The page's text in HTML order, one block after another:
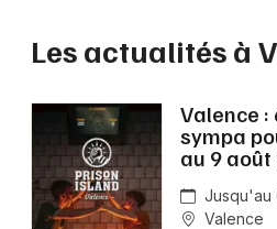
Les actualités à
Valence :
sympa
au 9
Jusqu'au
Valence